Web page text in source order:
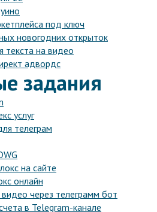
под ключ
новогодних открыток
текста на видео
адвордс
задания
услуг
телеграм
на сайте
онлайн
через телеграмм бот
в Telegram-канале